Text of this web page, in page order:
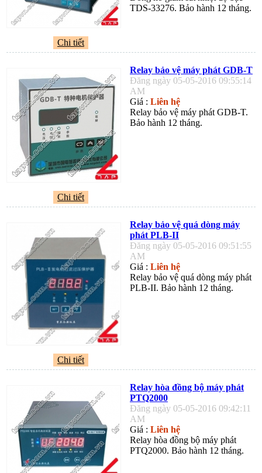
TDS-33276. Bảo hành 12 tháng.
Chi tiết
Relay bảo vệ máy phát GDB-T
Đăng ngày 05-05-2016 09:55:14
AM
Giá : Liên hệ
Relay bảo vệ máy phát GDB-T.
Bảo hành 12 tháng.
Chi tiết
Relay bảo vệ quá dòng máy
phát PLB-II
Đăng ngày 05-05-2016 09:51:55
AM
Giá : Liên hệ
Relay bảo vệ quá dòng máy phát
PLB-II. Bảo hành 12 tháng.
Chi tiết
Relay hòa đồng bộ máy phát
PTQ2000
Đăng ngày 05-05-2016 09:42:11
AM
Giá : Liên hệ
Relay hòa đồng bộ máy phát
PTQ2000. Bảo hành 12 tháng.